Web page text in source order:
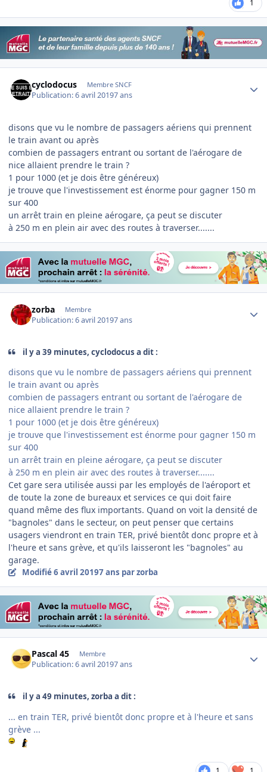
1
cyclodocus Membre SNCF
Publication:6 avril 20197 ans
disons que vu le nombre de passagers aériens qui prennent
le train avant ou après
combien de passagers entrant ou sortant de l'aérogare de
nice allaient prendre le train ?
1 pour 1000 (et je dois être généreux)
je trouve que l'investissement est énorme pour gagner 150 m
sur 400
un arrêt train en pleine aérogare, ça peut se discuter
à 250 m en plein air avec des routes à traverser.......
zorba Membre
Publication:6 avril 20197 ans
il y a 39 minutes, cyclodocus a dit :
disons que vu le nombre de passagers aériens qui prennent
le train avant ou après
combien de passagers entrant ou sortant de l'aérogare de
nice allaient prendre le train ?
1 pour 1000 (et je dois être généreux)
je trouve que l'investissement est énorme pour gagner 150 m
sur 400
un arrêt train en pleine aérogare, ça peut se discuter
à 250 m en plein air avec des routes à traverser.......
Cet gare sera utilisée aussi par les employés de l'aéroport et
de toute la zone de bureaux et services ce qui doit faire
quand même des flux importants. Quand on voit la densité de
"bagnoles" dans le secteur, on peut penser que certains
usagers viendront en train TER, privé bientôt donc propre et à
l'heure et sans grève, et qu'ils laisseront les "bagnoles" au
garage.
Modifié6 avril 20197 ans par zorba
Pascal 45 Membre
Publication:6 avril 20197 ans
il y a 49 minutes, zorba a dit :
... en train TER, privé bientôt donc propre et à l'heure et sans
grève ...